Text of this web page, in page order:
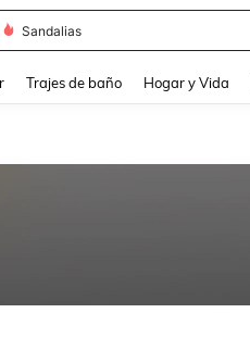
Sandalias
Trajes de baño Hogar y Vida